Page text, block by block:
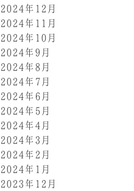
2024年12月
2024年11月
2024年10月
2024年9月
2024年8月
2024年7月
2024年6月
2024年5月
2024年4月
2024年3月
2024年2月
2024年1月
2023年12月